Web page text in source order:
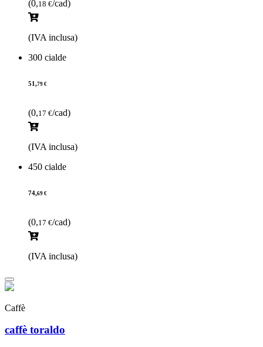
(0,18 €/cad)
(IVA inclusa)
300 cialde
51,79 €
(0,17 €/cad)
(IVA inclusa)
450 cialde
74,69 €
(0,17 €/cad)
(IVA inclusa)
Caffè
caffè toraldo